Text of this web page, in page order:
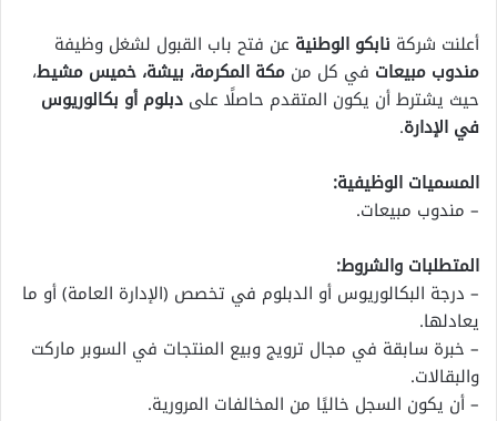
أعلنت شركة نابكو الوطنية عن فتح باب القبول لشغل وظيفة
مندوب مبيعات في كل من مكة المكرمة، بيشة، خميس مشيط،
حيث يشترط أن يكون المتقدم حاصلًا على دبلوم أو بكالوريوس
في الإدارة.
المسميات الوظيفية:
– مندوب مبيعات.
المتطلبات والشروط:
– درجة البكالوريوس أو الدبلوم في تخصص (الإدارة العامة) أو ما
يعادلها.
– خبرة سابقة في مجال ترويج وبيع المنتجات في السوبر ماركت
والبقالات.
– أن يكون السجل خاليًا من المخالفات المرورية.